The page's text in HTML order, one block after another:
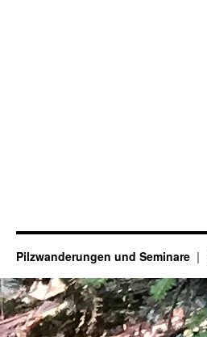
Pilzwanderungen und Seminare